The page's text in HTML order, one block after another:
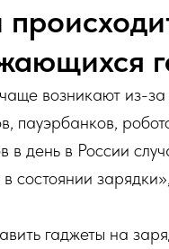
возникают из-
пауэрбанков,
день в России
состоянии
гаджеты на